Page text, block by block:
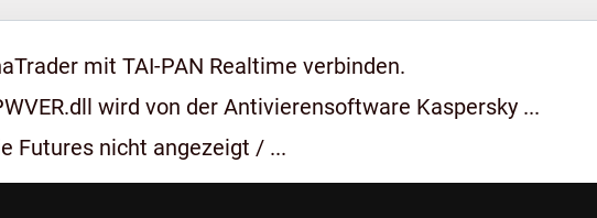
mit TAI-PAN Realtime verbinden.
wird von der Antivierensoftware Kaspersky ...
Futures nicht angezeigt / ...